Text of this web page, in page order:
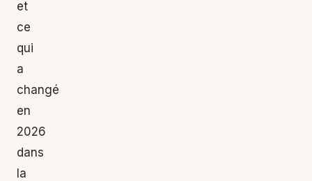
et
ce
qui
a
changé
en
2026
dans
la